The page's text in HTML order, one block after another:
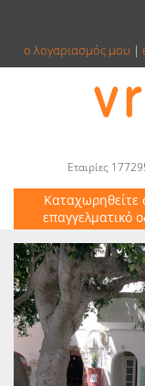
ο λογαριασμός μου |
Εταιρίες
Καταχωρηθείτε
επαγγελματικό
Εταιρείες
Κατάλογος
Αγγελίες